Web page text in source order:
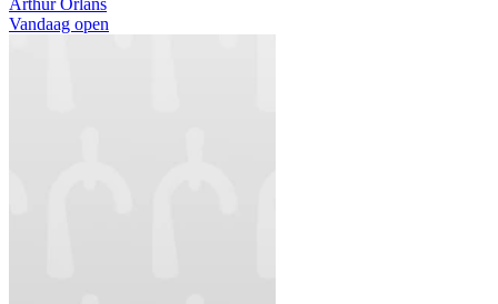
Arthur Orlans
Vandaag open